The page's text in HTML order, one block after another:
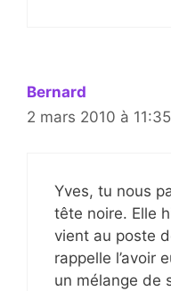
Bernard
2 mars 2010 à 11:35
Yves, tu nous
tête noire. Elle
vient au poste
rappelle l’avoir
un mélange de